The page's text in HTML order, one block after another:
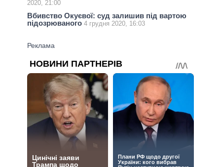
2020, 21:00
Вбивство Окуєвої: суд залишив під вартою
підозрюваного 4 грудня 2020, 16:03